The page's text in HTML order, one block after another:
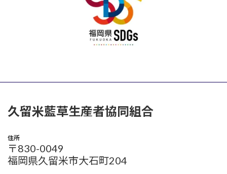
久留米藍草生産者協同組合
住所
〒830-0049
福岡県久留米市大石町204